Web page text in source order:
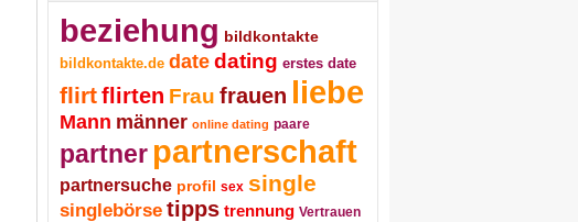
beziehung bildkontakte
bildkontakte.de date dating erstes date
flirt flirten Frau frauen liebe
Mann männer online dating paare
partner partnerschaft
partnersuche profil sex single
singlebörse tipps trennung Vertrauen